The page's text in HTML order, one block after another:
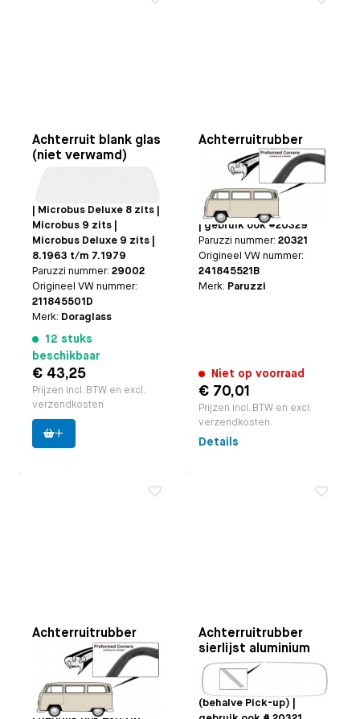
Achterruit blank glas
(niet verwamd)
Toepasbaar op
Bestelbus
| Kombi | Microbus 8 zits
| Microbus Deluxe 8 zits |
Microbus 9 zits |
Microbus Deluxe 9 zits |
8.1963 t/m 7.1979
Paruzzi nummer: 29002
Origineel VW nummer:
211845501D
Merk: Doraglass
12 stuks
beschikbaar
€ 43,25
Prijzen incl. BTW en excl.
verzendkosten
Achterruitrubber
deluxe
Toepasbaar opBus
deluxe 8.1967 t/m
7.1971 (behalve Pick-up)
| gebruik ook #20329
Paruzzi nummer:20321
Origineel VW nummer:
241845521B
Merk: Paruzzi
Niet op voorraad
€ 70,01
Prijzen incl. BTW en excl.
verzendkosten
Details
Achterruitrubber
Toepasbaar op Bus
deluxe 8.1971 t/m
7.1979 (behalve Pick-up)
Achterruitrubber
sierlijst aluminium
Toepasbaar op
8.1967 t/m 7.1971
(behalve Pick-up) |